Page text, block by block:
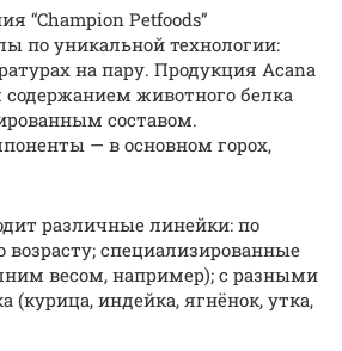
“Champion Petfoods”
по уникальной технологии:
на пару. Продукция Acana
животного белка
составом.
— в основном горох,
различные линейки: по
возрасту; специализированные
весом, например); с разными
(курица, индейка, ягнёнок, утка,